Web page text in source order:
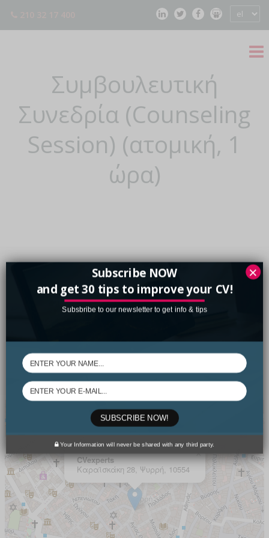
Συμβουλευτική
Συνεδρία (Counseling
Session) (ατομική, 1
ώρα)
info@cvexperts.gr
Στο συνεργατικό χώρο του“Impact HUB Athens”
Τηλ: 210 32 17 400
Subscribe NOW
and get 30 tips to improve your CV!
Subsbribe to our newsletter to get info & tips
Your Information will never be shared with any third party.
SUBSCRIBE NOW!
×